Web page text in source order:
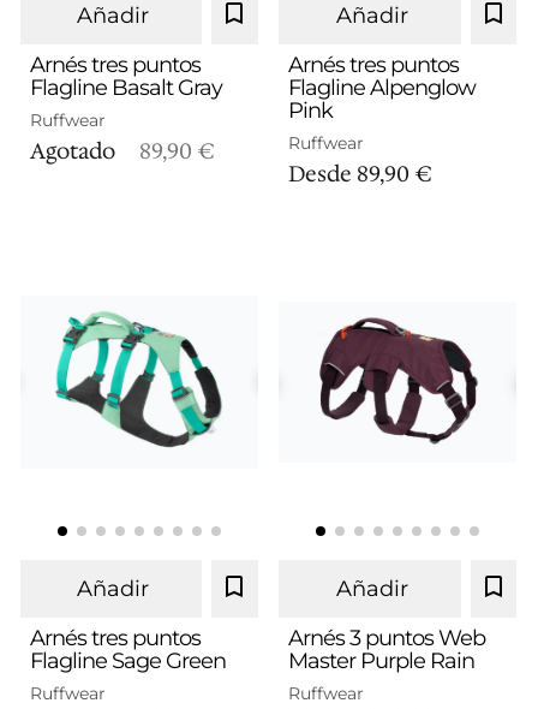
S
Añadir
Arnés tres puntos
Flagline Basalt Gray
Ruffwear
Agotado 89,90 €
S
Añadir
Arnés tres puntos
Flagline Alpenglow
Pink
Ruffwear
Desde 89,90 €
S
Añadir
Arnés tres puntos
Flagline Sage Green
Ruffwear M
Añadir
Arnés 3 puntos Web
Master Purple Rain
Ruffwear